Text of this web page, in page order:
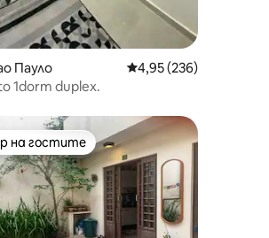
5, 44 отзива
Пауло Средна оценка: 4,95
4,95 (236)
1dorm duplex.
избор на гостите
на гостите